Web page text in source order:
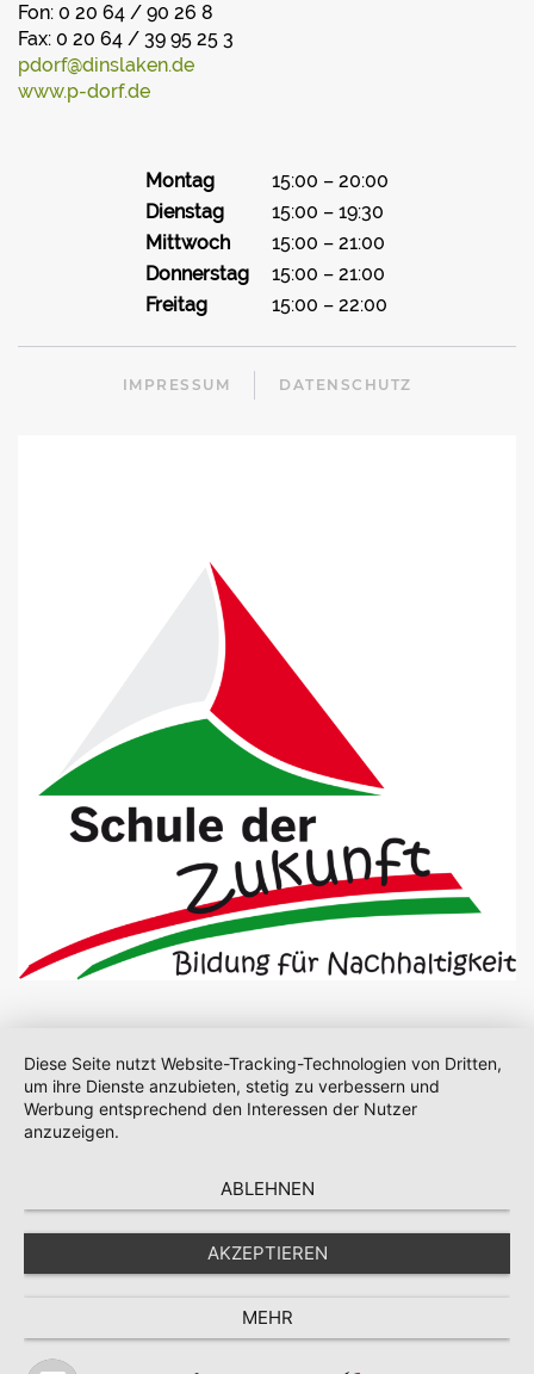
Fon: 0 20 64 / 90 26 8
Fax: 0 20 64 / 39 95 25 3
pdorf@dinslaken.de
www.p-dorf.de
Montag
15:00 – 20:00
Dienstag
15:00 – 19:30
Mittwoch
15:00 – 21:00
Donnerstag
15:00 – 21:00
Freitag
15:00 – 22:00
IMPRESSUM DATENSCHUTZ
Diese Seite nutzt Website-Tracking-Technologien von Dritten,
um ihre Dienste anzubieten, stetig zu verbessern und
Werbung entsprechend den Interessen der Nutzer
anzuzeigen.
ABLEHNEN
AKZEPTIEREN
MEHR